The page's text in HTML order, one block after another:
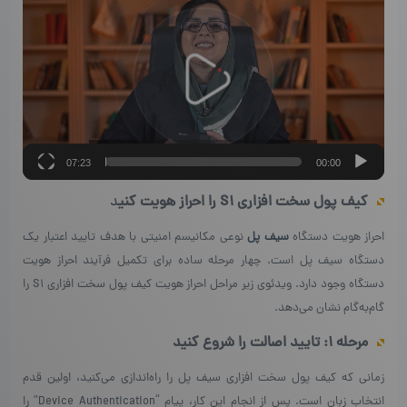
00:00
07:23
کیف پول سخت افزاری S1 را احراز هویت کنی د
احراز هویت دستگاهسیف پل نوعی مکانیسم امنیتی با هدف تایید اعتبار یک
دستگاه سیف پل است. چهار مرحله ساده برای تکمیل فرآیند احراز هویت
دستگاه وجود دارد. ویدئوی زیر مراحل احراز هویت کیف پول سخت افزاری S1 را
گام‌به‌گام نشان می‌دهد.
مرحله ۱: تایید اصالت را شروع کنید
زمانی که کیف پول سخت افزاری سیف پل را راه‌اندازی می‌کنید، اولین قدم
انتخاب زبان است. پس از انجام این کار، پیام “Device Authentication” را